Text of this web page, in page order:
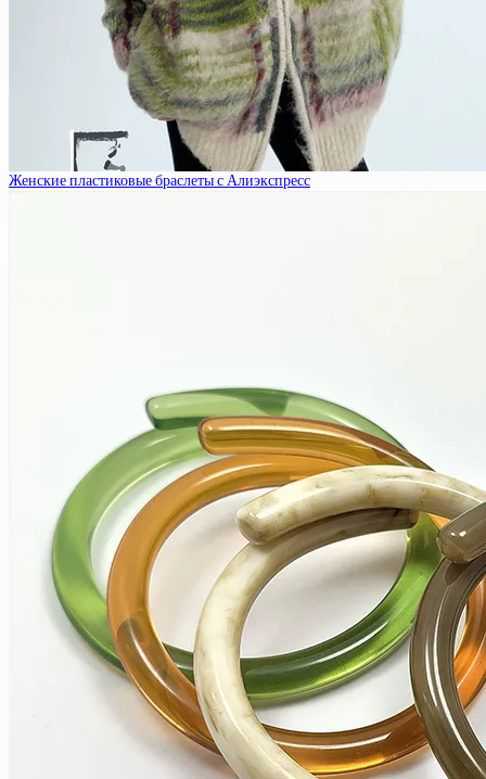
Женские пластиковые браслеты с Алиэкспресс